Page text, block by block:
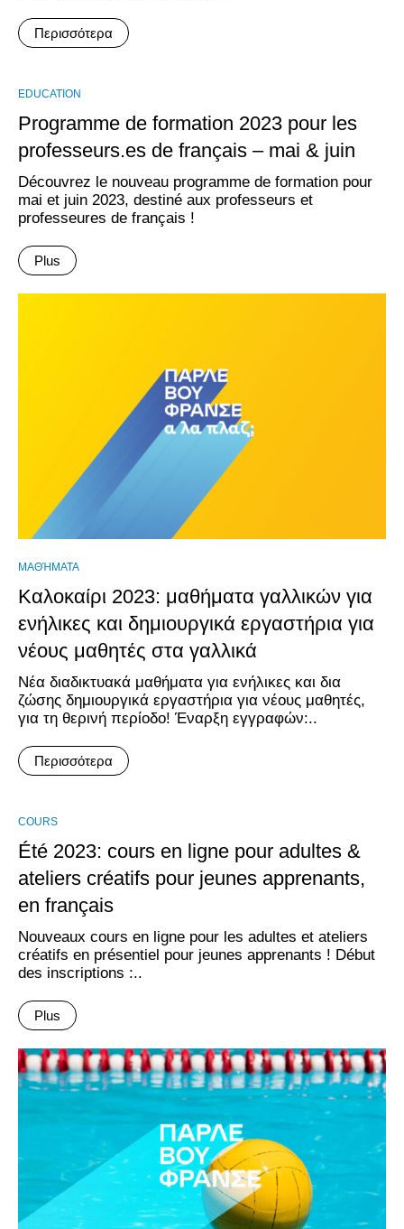
Περισσότερα
EDUCATION
Programme de formation 2023 pour les
professeurs.es de français – mai & juin
Découvrez le nouveau programme de formation pour
mai et juin 2023, destiné aux professeurs et
professeures de français !
Plus
ΜΑΘΉΜΑΤΑ
Καλοκαίρι 2023: μαθήματα γαλλικών για
ενήλικες και δημιουργικά εργαστήρια για
νέους μαθητές στα γαλλικά
Nέα διαδικτυακά μαθήματα για ενήλικες και δια
ζώσης δημιουργικά εργαστήρια για νέους μαθητές,
για τη θερινή περίοδο! Έναρξη εγγραφών:..
Περισσότερα
COURS
Été 2023: cours en ligne pour adultes &
ateliers créatifs pour jeunes apprenants,
en français
Nouveaux cours en ligne pour les adultes et ateliers
créatifs en présentiel pour jeunes apprenants ! Début
des inscriptions :..
Plus